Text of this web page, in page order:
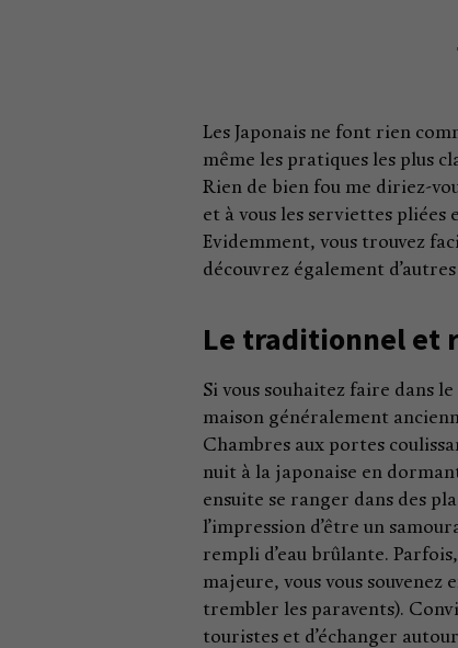
Les Japonais ne font rien
même les pratiques les plus
Rien de bien fou me diriez-
et à vous les serviettes pliées
Evidemment, vous trouvez
découvrez également
Le traditionnel et
Si vous souhaitez faire dans
maison généralement
Chambres aux portes
nuit à la japonaise en
ensuite se ranger dans des
l’impression d’être un
rempli d’eau brûlante.
majeure, vous vous souvenez
trembler les paravents).
touristes et d’échanger